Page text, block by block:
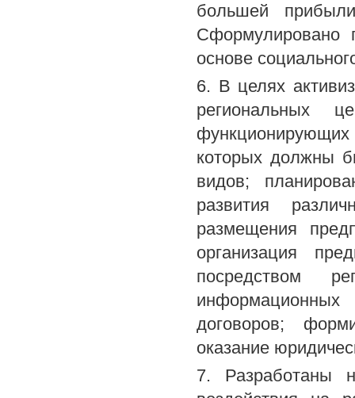
большей
Сформулировано
основе
6. В целях
региональных
которых должны
видов;
развития
размещения
организация
посредством
информационных
договоров;
оказание
7. Разработаны